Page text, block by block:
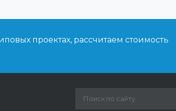
проектах, рассчитаем стоимость